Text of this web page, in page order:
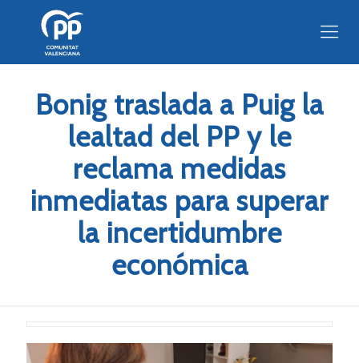
Bonig traslada a Puig la
lealtad del PP y le
reclama medidas
inmediatas para superar
la incertidumbre
económica